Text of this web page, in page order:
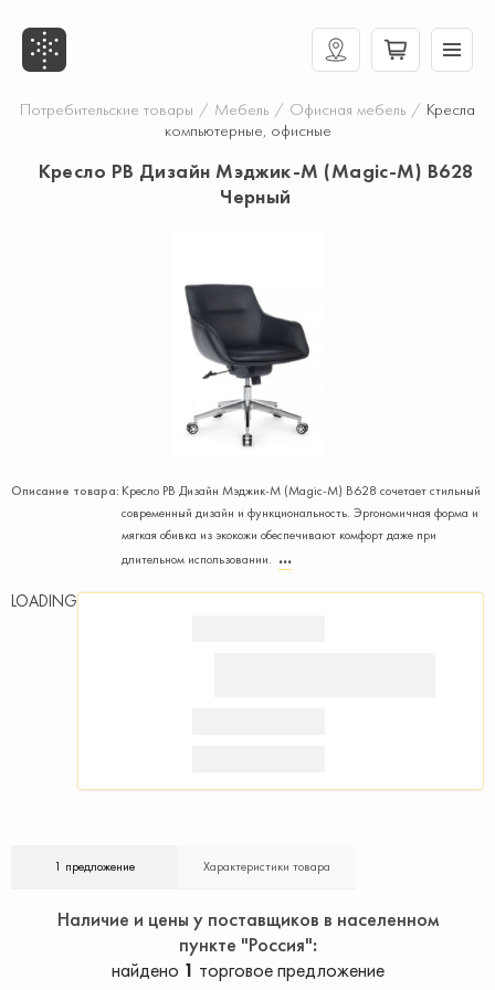
Потребительские товары / Мебель / Офисная мебель / Кресла
компьютерные, офисные
Кресло РВ Дизайн Мэджик-М (Magic-M) B628
Черный
Описание товара: Кресло РВ Дизайн Мэджик-М (Magic-M) B628 сочетает стильный
современный дизайн и функциональность. Эргономичная форма и
мягкая обивка из экокожи обеспечивают комфорт даже при
длительном использовании.
LOADING
1 предложение Характеристики товара
Наличие и цены у поставщиков в населенном
пункте "Россия"
найдено 1 торговое предложение